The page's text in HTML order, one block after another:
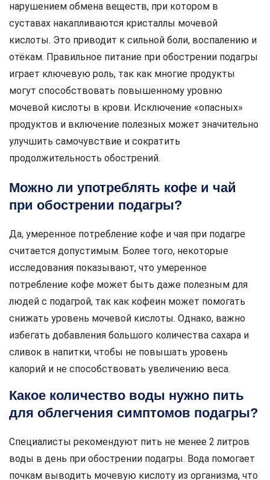
нарушением обмена веществ, при котором в
суставах накапливаются кристаллы мочевой
кислоты. Это приводит к сильной боли, воспалению и
отёкам. Правильное питание при обострении подагры
играет ключевую роль, так как многие продукты
могут способствовать повышенному уровню
мочевой кислоты в крови. Исключение «опасных»
продуктов и включение полезных может значительно
улучшить самочувствие и сократить
продолжительность обострений.
Можно ли употреблять кофе и чай
при обострении подагры?
Да, умеренное потребление кофе и чая при подагре
считается допустимым. Более того, некоторые
исследования показывают, что умеренное
потребление кофе может быть даже полезным для
людей с подагрой, так как кофеин может помогать
снижать уровень мочевой кислоты. Однако, важно
избегать добавления большого количества сахара и
сливок в напитки, чтобы не повышать уровень
калорий и не способствовать увеличению веса.
Какое количество воды нужно пить
для облегчения симптомов подагры?
Специалисты рекомендуют пить не менее 2 литров
воды в день при обострении подагры. Вода помогает
почкам выводить мочевую кислоту из организма, что